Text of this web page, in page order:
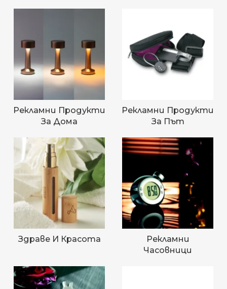
Рекламни Продукти
За Дома
Рекламни Продукти
За Път
Здраве И Красота
Рекламни
Часовници